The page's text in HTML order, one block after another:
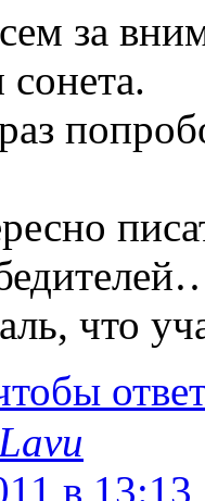
за
что
в 13:13